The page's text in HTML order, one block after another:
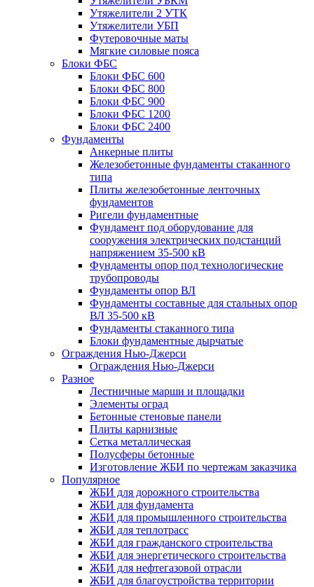
Утяжелители 2 УТК
Утяжелители УБП
Футеровочные маты
Мягкие силовые пояса
Блоки ФБС
Блоки ФБС 600
Блоки ФБС 800
Блоки ФБС 900
Блоки ФБС 1200
Блоки ФБС 2400
Фундаменты
Анкерные плиты
Железобетонные фундаменты стаканного
типа
Плиты железобетонные ленточных
фундаментов
Ригели фундаментные
Фундамент под оборудование для
сооружения электрических подстанций
напряжением 35-500 кВ
Фундаменты опор под технологические
трубопроводы
Фундаменты опор ВЛ
Фундаменты составные для стальных опор
ВЛ 35-500 кВ
Фундаменты стаканного типа
Блоки фундаментные дырчатые
Ограждения Нью-Джерси
Ограждения Нью-Джерси
Разное
Лестничные марши и площадки
Элементы оград
Бетонные стеновые панели
Плиты карнизные
Сетка металлическая
Полусферы бетонные
Изготовление ЖБИ по чертежам заказчика
Популярное
ЖБИ для дорожного строительства
ЖБИ для фундамента
ЖБИ для промышленного строительства
ЖБИ для теплотрасс
ЖБИ для гражданского строительства
ЖБИ для энергетического строительства
ЖБИ для нефтегазовой отрасли
ЖБИ для благоустройства территории